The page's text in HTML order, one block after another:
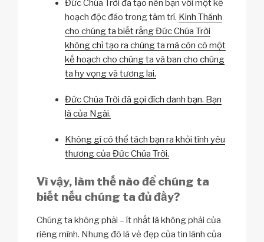
Đức Chúa Trời đã tạo nên bạn với một kế
hoạch độc đáo trong tâm trí. Kinh Thánh
cho chúng ta biết rằng Đức Chúa Trời
không chỉ tạo ra chúng ta mà còn có một
kế hoạch cho chúng ta và ban cho chúng
ta hy vọng và tương lai.
Đức Chúa Trời đã gọi đích danh bạn. Bạn
là của Ngài.
Không gì có thể tách bạn ra khỏi tình yêu
thương của Đức Chúa Trời.
Vì vậy, làm thế nào để chúng ta
biết nếu chúng ta đủ đầy?
Chúng ta không phải – ít nhất là không phải của
riêng mình. Nhưng đó là vẻ đẹp của tin lành của